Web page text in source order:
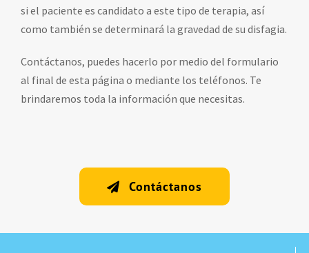
si el paciente es candidato a este tipo de terapia, así
como también se determinará la gravedad de su disfagia.
Contáctanos, puedes hacerlo por medio del formulario
al final de esta página o mediante los teléfonos. Te
brindaremos toda la información que necesitas.
Contáctanos